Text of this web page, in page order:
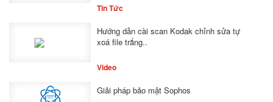
Tin Tức
Hướng dẫn cài scan Kodak chỉnh sửa tự
xoá file trắng..
Video
Giải pháp bảo mật Sophos